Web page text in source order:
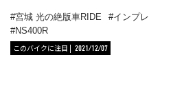
宮城 光の絶版車RIDE
インプレ
NS400R
このバイクに注目
2021/12/07